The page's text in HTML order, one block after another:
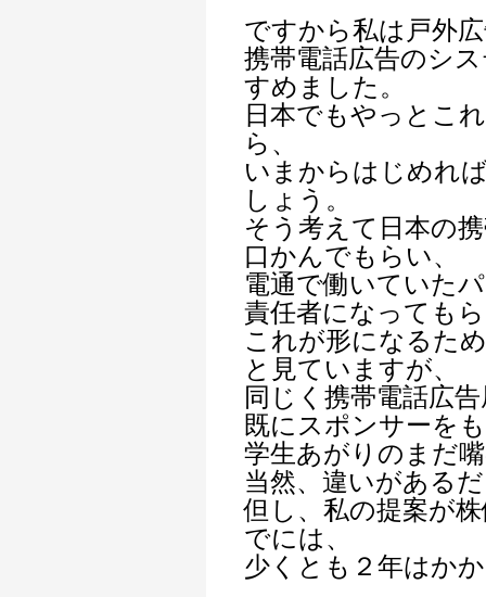
ですから私は戸外
携帯電話広告のシ
すめました。
日本でもやっとこ
ら、
いまからはじめれ
しょう。
そう考えて日本の
口かんでもらい、
電通で働いていた
責任者になっても
これが形になるた
と見ていますが、
同じく携帯電話広
既にスポンサーを
学生あがりのまだ
当然、違いがある
但し、私の提案が
でには、
少くとも２年はか